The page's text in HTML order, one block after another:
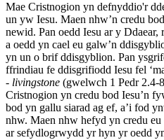
Mae Cristnogion yn defnyddio'r
un yw Iesu. Maen nhw’n credu
newid. Pan oedd Iesu ar y
a oedd yn cael eu galw’n
yn un o brif ddisgyblion. Pan
ffrindiau fe ddisgrifiodd Iesu fel
- livingstone (gwelwch 1 Pedr 2.4-
Cristnogion yn credu bod Iesu’n
bod yn gallu siarad ag ef, a’i fod
nhw. Maen nhw hefyd yn credu
ar sefydlogrwydd yr hyn yr oedd